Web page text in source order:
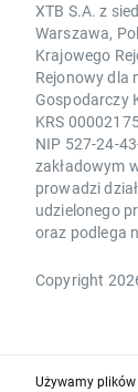
XTB S.A. z
Warszawa,
Krajowego
Rejonowy dla
Gospodarczy
KRS
NIP 527-24-
zakładowym
prowadzi
udzielonego
oraz podlega
Copyright
Używamy plików